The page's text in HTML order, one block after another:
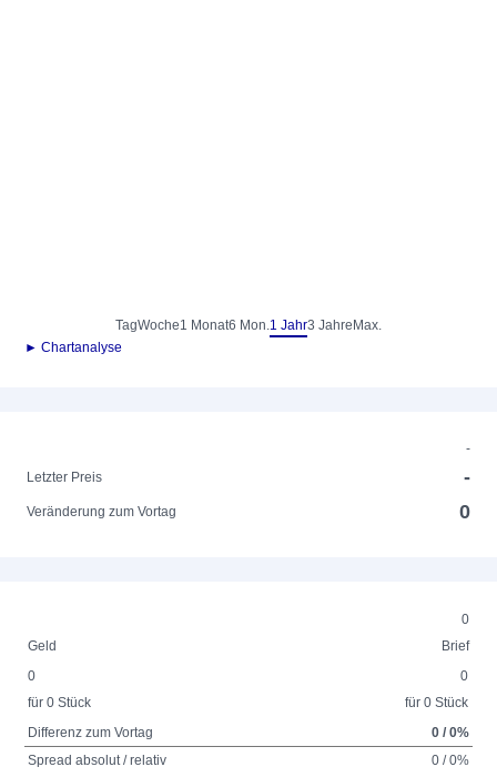
TagWoche1 Monat6 Mon.1 Jahr3 Jahre Max.
► Chartanalyse
-
Letzter Preis
-
Veränderung zum Vortag 0
0
Geld
Brief
0
für 0 Stück
0
für 0 Stück
Differenz zum Vortag
0 / 0%
Spread absolut / relativ
0 / 0%